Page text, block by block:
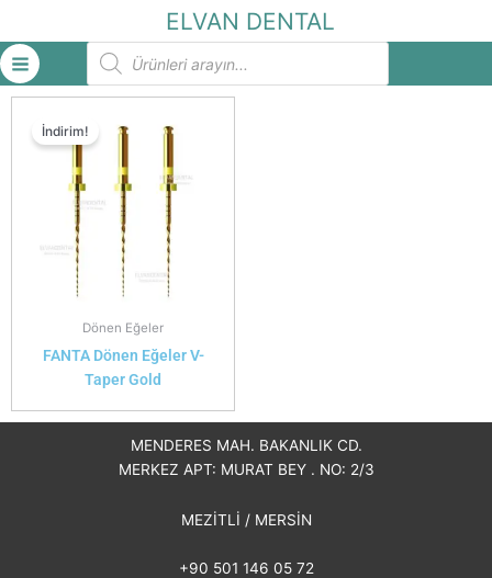
ELVAN DENTAL
Products
search
İndirim!
Dönen Eğeler
FANTA Dönen Eğeler V-
Taper Gold
MENDERES MAH. BAKANLIK CD.
MERKEZ APT: MURAT BEY . NO: 2/3
MEZİTLİ / MERSİN
+90 501 146 05 72